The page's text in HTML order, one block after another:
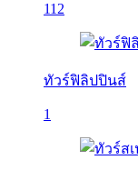
112
ทัวร์ฟิลิปปินส์
1